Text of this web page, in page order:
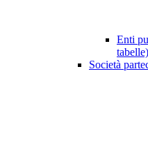
Enti
tabelle)
Società